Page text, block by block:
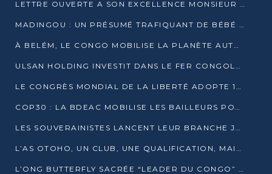
LETTRE OUVERTE A SON EXCELLENCE MONSIEUR DENIS SASSOU NGUESSO, PRESIDENT DE LAREPUBLIQUE DU CONGO
MADINGOU : UN PRÉSUMÉ TRAFIQUANT DE BÉBÉ CHIMPANZÉ FIXÉ SUR SON SORT LE 20 NOVEMBRE
À BELÉM, LE CONGO MOBILISE LA PLANÈTE AUTOUR DU FONDS BLEU POUR LE BASSIN DU CONGO
ULSAN HOLDING INVESTIT DANS LE FER CONGOLAIS
LE CONGRÈS MONDIAL DE LA LIBERTÉ ADOPTE 14 RÉSOLUTIONS HISTORIQUES
COP30 : LA BDEAC MOBILISE LES BAILLEURS POUR LE FONDS BLEU DU BASSIN DU CONGO
LES SOUVERAINISTES LANCENT LEUR BRANCHE JEUNE À BRAZZAVILLE
L’AS OTOHO, UN CLUB, UNE QUALIFICATION, MAIS ENCORE DES DOUTES
L’ONG BUTTERFLY SACRÉE “LEADER DU CONGO” AU PRIX D’EXCELLENCE 2025